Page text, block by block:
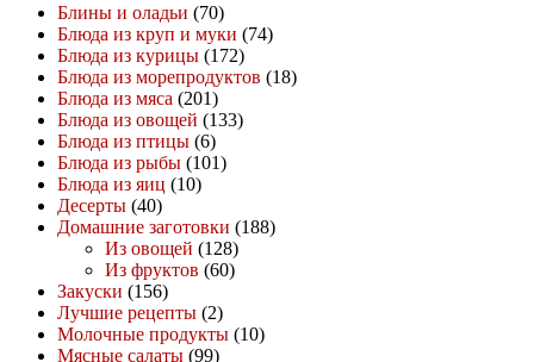
Блины и оладьи (70)
Блюда из круп и муки (74)
Блюда из курицы (172)
Блюда из морепродуктов (18)
Блюда из мяса (201)
Блюда из овощей (133)
Блюда из птицы (6)
Блюда из рыбы (101)
Блюда из яиц (10)
Десерты (40)
Домашние заготовки (188)
Из овощей (128)
Из фруктов (60)
Закуски (156)
Лучшие рецепты (2)
Молочные продукты (10)
Мясные салаты (99)